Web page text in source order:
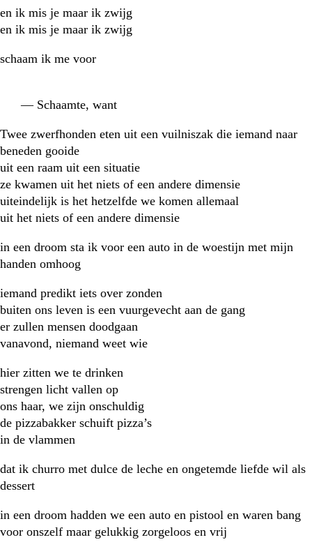
en ik mis je maar ik zwijg
en ik mis je maar ik zwijg
schaam ik me voor
— Schaamte, want
Twee zwerfhonden eten uit een vuilniszak die iemand naar
beneden gooide
uit een raam uit een situatie
ze kwamen uit het niets of een andere dimensie
uiteindelijk is het hetzelfde we komen allemaal
uit het niets of een andere dimensie
in een droom sta ik voor een auto in de woestijn met mijn
handen omhoog
iemand predikt iets over zonden
buiten ons leven is een vuurgevecht aan de gang
er zullen mensen doodgaan
vanavond, niemand weet wie
hier zitten we te drinken
strengen licht vallen op
ons haar, we zijn onschuldig
de pizzabakker schuift pizza’s
in de vlammen
dat ik churro met dulce de leche en ongetemde liefde wil als
dessert
in een droom hadden we een auto en pistool en waren bang
voor onszelf maar gelukkig zorgeloos en vrij